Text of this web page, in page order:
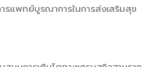
แพทย์บูรณาการในการส่งเสริมสุข